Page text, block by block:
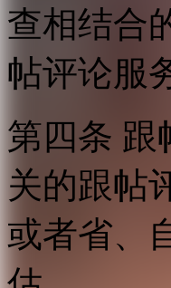
查相结合
帖评论服
第四条 跟
关的跟帖
或者省、